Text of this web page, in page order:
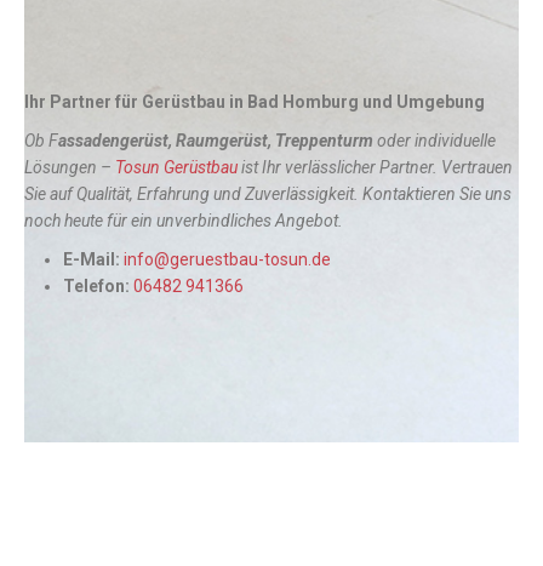
Ihr Partner für Gerüstbau in Bad Homburg und Umgebung
Ob Fassadengerüst, Raumgerüst, Treppenturm oder individuelle
Lösungen – Tosun Gerüstbauist Ihr verlässlicher Partner. Vertrauen
Sie auf Qualität, Erfahrung und Zuverlässigkeit. Kontaktieren Sie uns
noch heute für ein unverbindliches Angebot.
E-Mail: info@geruestbau-tosun.de
Telefon: 06482 941366